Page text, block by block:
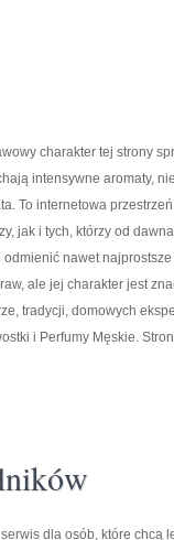
charakter tej strony
intensywne aromaty,
To internetowa
jak i tych, którzy od
odmienić nawet
ale jej charakter jest
tradycji, domowych
i Perfumy Męskie.
dla osób, które chcą